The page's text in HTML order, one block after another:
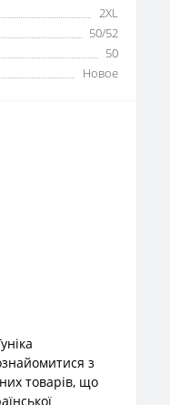
2XL
50/52
50
Новое
з
товарів, що